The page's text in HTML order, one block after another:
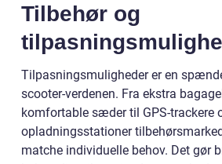
Tilbehør og
Tilpasningsmuligheder er en
scooter-verdenen. Fra ekstra
komfortable sæder til GPS-trackere
opladningsstationer
matche individuelle behov. Det gør